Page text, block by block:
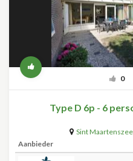
0
Type D 6p - 6
Sint Maartenszee
Aanbieder